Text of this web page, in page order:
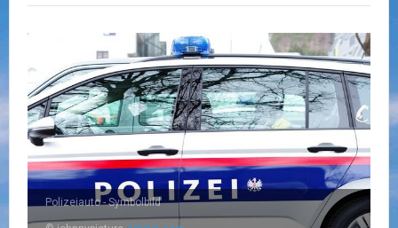
Polizeiauto - Symbolbild